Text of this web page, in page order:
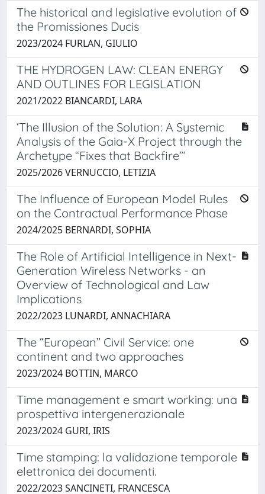
The historical and legislative evolution of
the Promissiones Ducis
2023/2024 FURLAN, GIULIO
THE HYDROGEN LAW: CLEAN ENERGY
AND OUTLINES FOR LEGISLATION
2021/2022 BIANCARDI, LARA
‘The Illusion of the Solution: A Systemic
Analysis of the Gaia-X Project through the
Archetype “Fixes that Backfire”’
2025/2026 VERNUCCIO, LETIZIA
The Influence of European Model Rules
on the Contractual Performance Phase
2024/2025 BERNARDI, SOPHIA
The Role of Artificial Intelligence in Next-
Generation Wireless Networks - an
Overview of Technological and Law
Implications
2022/2023 LUNARDI, ANNACHIARA
The “European” Civil Service: one
continent and two approaches
2023/2024 BOTTIN, MARCO
Time management e smart working: una
prospettiva intergenerazionale
2023/2024 GURI, IRIS
Time stamping: la validazione temporale
elettronica dei documenti.
2022/2023 SANCINETI, FRANCESCA